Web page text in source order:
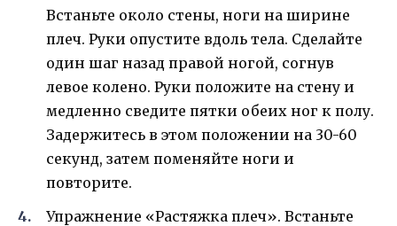
Встаньте около стены, ноги на ширине
плеч. Руки опустите вдоль тела. Сделайте
один шаг назад правой ногой, согнув
левое колено. Руки положите на стену и
медленно сведите пятки обеих ног к полу.
Задержитесь в этом положении на 30-60
секунд, затем поменяйте ноги и
повторите.
Упражнение «Растяжка плеч». Встаньте